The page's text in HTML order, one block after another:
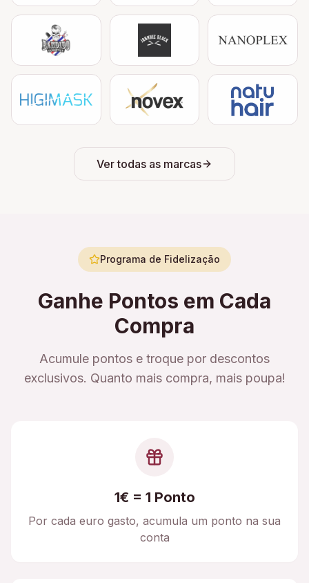
Ver todas as marcas
Programa de Fidelização
Ganhe Pontos em Cada
Compra
Acumule pontos e troque por descontos
exclusivos. Quanto mais compra, mais poupa!
1€ = 1 Ponto
Por cada euro gasto, acumula um ponto na sua
conta